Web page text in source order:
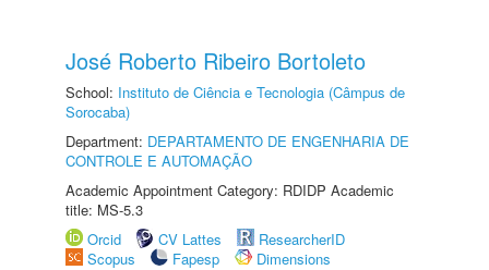
José Roberto Ribeiro Bortoleto
School: Instituto de Ciência e Tecnologia (Câmpus de
Sorocaba)
Department: DEPARTAMENTO DE ENGENHARIA DE
CONTROLE E AUTOMAÇÃO
Academic Appointment Category: RDIDP Academic
title: MS-5.3
Orcid
CV Lattes
ResearcherID
Scopus
Fapesp
Dimensions